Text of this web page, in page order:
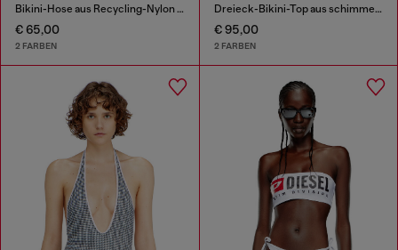
Bikini-Hose aus Recycling-Nylon mit Maxi-Logo
€ 65,00
2 FARBEN
Dreieck-Bikini-Top aus schimmerndem Stoff
€ 95,00
2 FARBEN